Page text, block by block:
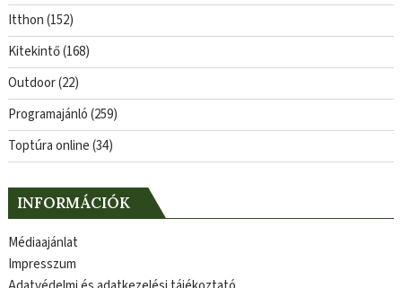
Itthon(152)
Kitekintő(168)
Outdoor(22)
Programajánló(259)
Toptúra online(34)
INFORMÁCIÓK
Médiaajánlat
Impresszum